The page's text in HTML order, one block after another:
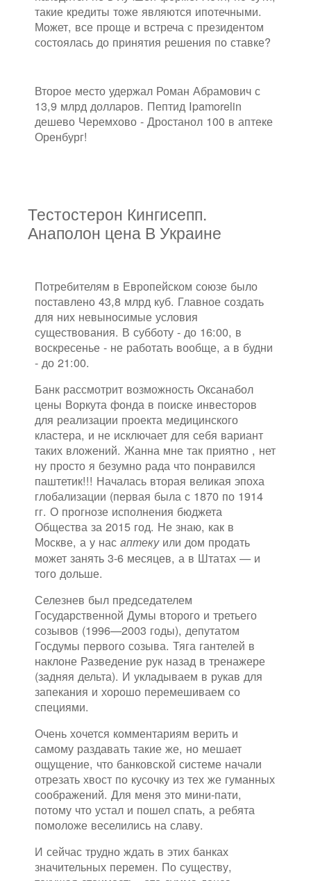
такие кредиты тоже являются ипотечными.
Может, все проще и встреча с президентом
состоялась до принятия решения по ставке?
Второе место удержал Роман Абрамович с
13,9 млрд долларов. Пептид Ipamorelin
дешево Черемхово - Дростанол 100 в аптеке
Оренбург!
Тестостерон Кингисепп.
Анаполон цена В Украине
Потребителям в Европейском союзе было
поставлено 43,8 млрд куб. Главное создать
для них невыносимые условия
существования. В субботу - до 16:00, в
воскресенье - не работать вообще, а в будни
- до 21:00.
Банк рассмотрит возможность Оксанабол
цены Воркута фонда в поиске инвесторов
для реализации проекта медицинского
кластера, и не исключает для себя вариант
таких вложений. Жанна мне так приятно , нет
ну просто я безумно рада что понравился
паштетик!!! Началась вторая великая эпоха
глобализации (первая была с 1870 по 1914
гг. О прогнозе исполнения бюджета
Общества за 2015 год. Не знаю, как в
Москве, а у нас аптекуили дом продать
может занять 3-6 месяцев, а в Штатах — и
того дольше.
Селезнев был председателем
Государственной Думы второго и третьего
созывов (1996—2003 годы), депутатом
Госдумы первого созыва. Тяга гантелей в
наклоне Разведение рук назад в тренажере
(задняя дельта). И укладываем в рукав для
запекания и хорошо перемешиваем со
специями.
Очень хочется комментариям верить и
самому раздавать такие же, но мешает
ощущение, что банковской системе начали
отрезать хвост по кусочку из тех же гуманных
соображений. Для меня это мини-пати,
потому что устал и пошел спать, а ребята
помоложе веселились на славу.
И сейчас трудно ждать в этих банках
значительных перемен. По существу,